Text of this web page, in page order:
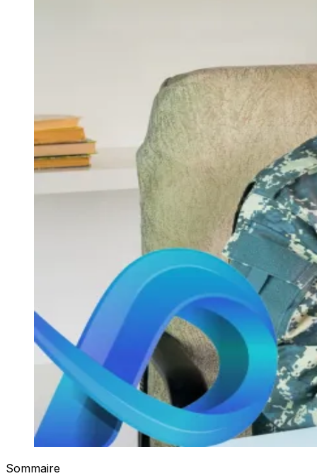
Sommaire